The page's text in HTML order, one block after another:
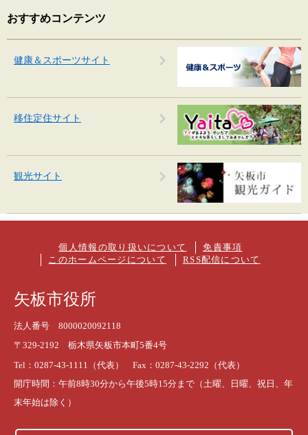
おすすめコンテンツ
健康＆スポーツサイト
移住定住サイト
観光サイト
個人情報の取り扱いについて
免責事項
このホームページについて
RSS配信について
矢板市役所
法人番号 8000020092118
〒329-2192 栃木県矢板市本町5番4号
Tel：0287-43-1111（代表） Fax：0287-43-2292（代表）
開庁時間：午前8時30分から午後5時15分まで（土曜、日曜、祝日、年
末年始は除く）